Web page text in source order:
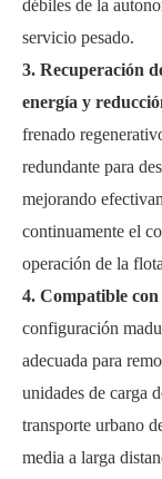
débiles de la
servicio pesado.
3. Recuperación
energía y
frenado
redundante para
mejorando
continuamente el
operación de la
4. Compatible
configuración
adecuada para
unidades de carga
transporte urbano
media a larga